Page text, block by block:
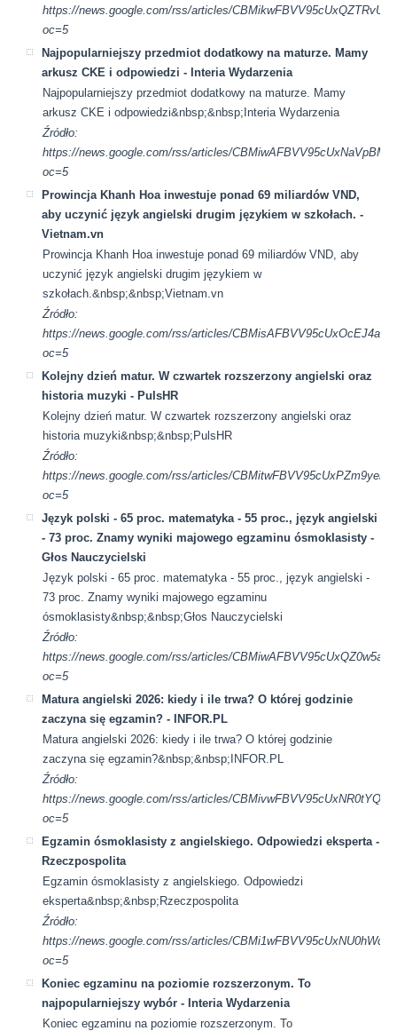
https://news.google.com/rss/articles/
oc=5
Najpopularniejszy przedmiot dodatkowy na maturze. Mamy
arkusz CKE i odpowiedzi - Interia Wydarzenia
Najpopularniejszy przedmiot dodatkowy na maturze. Mamy
arkusz CKE i odpowiedzi&nbsp;&nbsp;Interia Wydarzenia
Źródło:
https://news.google.com/rss/articles/
oc=5
Prowincja Khanh Hoa inwestuje ponad 69 miliardów VND,
aby uczynić język angielski drugim językiem w szkołach. -
Vietnam.vn
Prowincja Khanh Hoa inwestuje ponad 69 miliardów VND, aby
uczynić język angielski drugim językiem w
szkołach.&nbsp;&nbsp;Vietnam.vn
Źródło:
https://news.google.com/rss/articles/
oc=5
Kolejny dzień matur. W czwartek rozszerzony angielski oraz
historia muzyki - PulsHR
Kolejny dzień matur. W czwartek rozszerzony angielski oraz
historia muzyki&nbsp;&nbsp;PulsHR
Źródło:
https://news.google.com/rss/articles/
oc=5
Język polski - 65 proc. matematyka - 55 proc., język angielski
- 73 proc. Znamy wyniki majowego egzaminu ósmoklasisty -
Głos Nauczycielski
Język polski - 65 proc. matematyka - 55 proc., język angielski -
73 proc. Znamy wyniki majowego egzaminu
ósmoklasisty&nbsp;&nbsp;Głos Nauczycielski
Źródło:
https://news.google.com/rss/articles/
oc=5
Matura angielski 2026: kiedy i ile trwa? O której godzinie
zaczyna się egzamin? - INFOR.PL
Matura angielski 2026: kiedy i ile trwa? O której godzinie
zaczyna się egzamin?&nbsp;&nbsp;INFOR.PL
Źródło:
https://news.google.com/rss/articles/
oc=5
Egzamin ósmoklasisty z angielskiego. Odpowiedzi eksperta -
Rzeczpospolita
Egzamin ósmoklasisty z angielskiego. Odpowiedzi
eksperta&nbsp;&nbsp;Rzeczpospolita
Źródło:
https://news.google.com/rss/articles/
oc=5
Koniec egzaminu na poziomie rozszerzonym. To
najpopularniejszy wybór - Interia Wydarzenia
Koniec egzaminu na poziomie rozszerzonym. To